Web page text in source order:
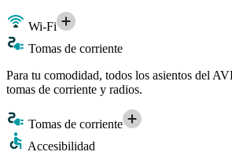
Wi-Fi
Tomas de corriente
Para tu comodidad, todos los asientos del
tomas de corriente y radios.
Tomas de corriente
Accesibilidad